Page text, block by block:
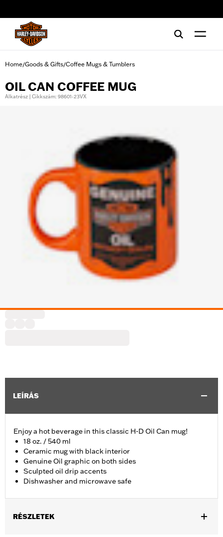
Home/Goods & Gifts/Coffee Mugs & Tumblers
OIL CAN COFFEE MUG
Alkatrész | Cikkszám: 98601-23VX
LEÍRÁS
Enjoy a hot beverage in this classic H-D Oil Can mug!
18 oz. / 540 ml
Ceramic mug with black interior
Genuine Oil graphic on both sides
Sculpted oil drip accents
Dishwasher and microwave safe
RÉSZLETEK